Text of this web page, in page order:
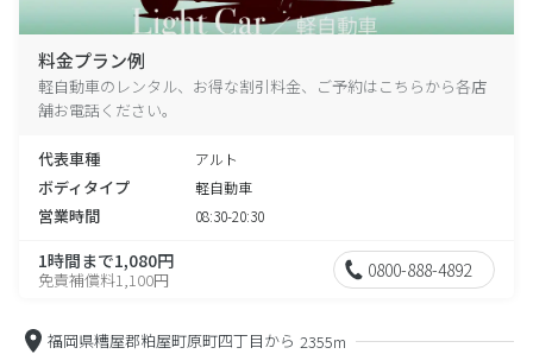
料金プラン例
軽自動車のレンタル、お得な割引料金、ご予約はこちらから各店
舗お電話ください。
代表車種 アルト
ボディタイプ 軽自動車
営業時間 08:30-20:30
1時間まで1,080円
免責補償料1,100円 0800-888-4892
福岡県糟屋郡粕屋町原町四丁目から 2355m